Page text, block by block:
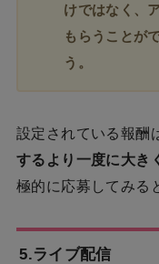
けではなく、
もらうことが
う。
設定されている報酬
するより一度に大き
極的に応募してみる
5.ライブ配信